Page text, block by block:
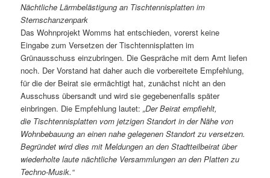
Nächtliche Lärmbelästigung an Tischtennisplatten im
Sternschanzenpark
Das Wohnprojekt Womms hat entschieden, vorerst keine
Eingabe zum Versetzen der Tischtennisplatten im
Grünausschuss einzubringen. Die Gespräche mit dem Amt liefen
noch. Der Vorstand hat daher auch die vorbereitete Empfehlung,
für die der Beirat sie ermächtigt hat, zunächst nicht an den
Ausschuss übersandt und wird sie gegebenenfalls später
einbringen. Die Empfehlung lautet:„Der Beirat empfiehlt,
die Tischtennisplatten vom jetzigen Standort in der Nähe von
Wohnbebauung an einen nahe gelegenen Standort zu versetzen.
Begründet wird dies mit Meldungen an den Stadtteilbeirat über
wiederholte laute nächtliche Versammlungen an den Platten zu
Techno-Musik.“